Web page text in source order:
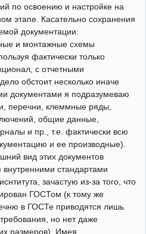
по освоению и настройке на
этапе. Касательно сохранения
документации:
и монтажные схемы
фактически только
с отчетными
обстоит несколько иначе
документами я подразумеваю
перечни, клеммные ряды,
общие данные,
и пр., т.е. фактически всю
и ее производные).
вид этих документов
внутренними стандартами
зачастую из-за того, что
ГОСТом (к тому же
в ГОСТе приводятся лишь
но нет даже
размеров). Имея